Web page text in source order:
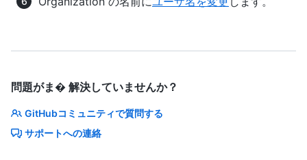
問題がま� 解決していませんか？
GitHubコミュニティで質問する
サポートへの連絡